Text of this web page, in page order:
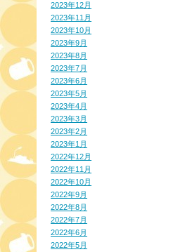
2023年12月
2023年11月
2023年10月
2023年9月
2023年8月
2023年7月
2023年6月
2023年5月
2023年4月
2023年3月
2023年2月
2023年1月
2022年12月
2022年11月
2022年10月
2022年9月
2022年8月
2022年7月
2022年6月
2022年5月